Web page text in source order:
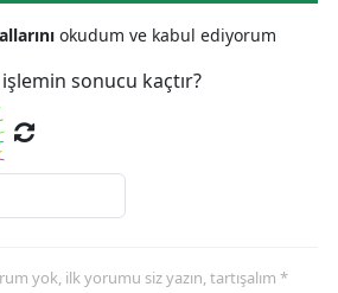
okudum ve kabul ediyorum
sonucu kaçtır?
yok, ilk yorumu siz yazın, tartışalım *